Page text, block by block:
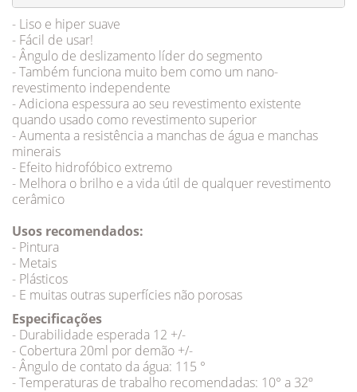
- Liso e hiper suave
- Fácil de usar!
- Ângulo de deslizamento líder do segmento
- Também funciona muito bem como um nano-
revestimento independente
- Adiciona espessura ao seu revestimento existente
quando usado como revestimento superior
- Aumenta a resistência a manchas de água e manchas
minerais
- Efeito hidrofóbico extremo
- Melhora o brilho e a vida útil de qualquer revestimento
cerâmico
Usos recomendados:
- Pintura
- Metais
- Plásticos
- E muitas outras superfícies não porosas
Especificações
- Durabilidade esperada 12 +/-
- Cobertura 20ml por demão +/-
- Ângulo de contato da água: 115 °
- Temperaturas de trabalho recomendadas: 10° a 32º